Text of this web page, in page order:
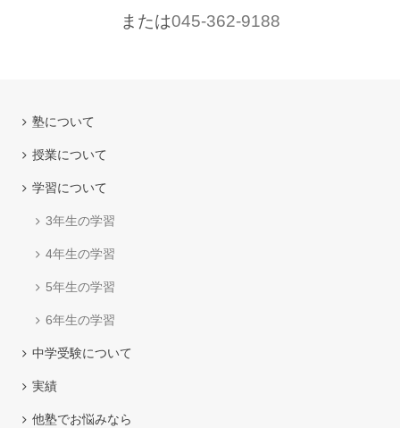
または045-362-9188
塾について
授業について
学習について
3年生の学習
4年生の学習
5年生の学習
6年生の学習
中学受験について
実績
他塾でお悩みなら